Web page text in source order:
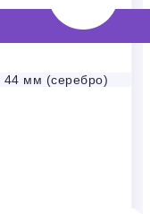
44 мм (серебро)